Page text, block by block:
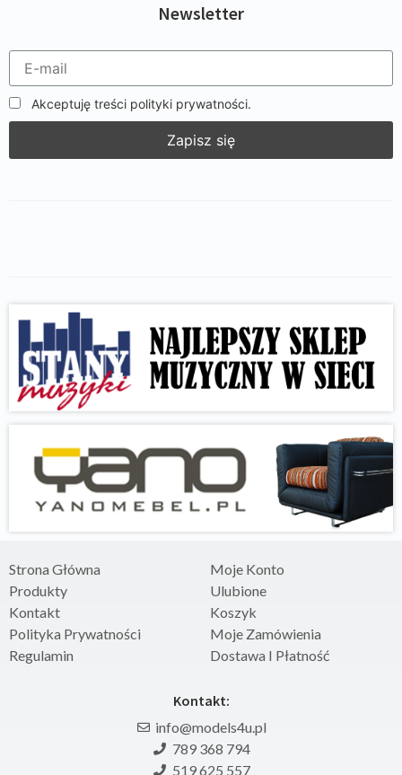
Newsletter
Akceptuję treści polityki prywatności.
Strona Główna
Produkty
Kontakt
Polityka Prywatności
Regulamin
Moje Konto
Ulubione
Koszyk
Moje Zamówienia
Dostawa I Płatność
Kontakt:
info@models4u.pl
789 368 794
519 625 557